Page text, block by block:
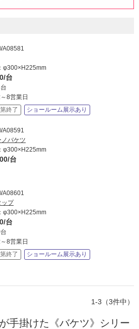
φ300×H225mm
台
8営業日
終了
ショールーム展示あり
バケツ
φ300×H225mm
台
ップ
φ300×H225mm
台
8営業日
終了
ショールーム展示あり
1-3（3件中）
手掛けた《バケツ》シリー